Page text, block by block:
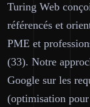
Turing Web
référencés et
PME et
(33). Notre
Google sur les
(optimisation